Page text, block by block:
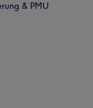
& PMU